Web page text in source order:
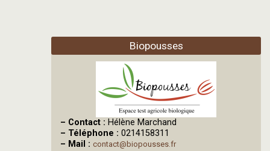
Biopousses
– Contact : Hélène Marchand
– Téléphone : 0214158311
– Mail : contact@biopousses.fr